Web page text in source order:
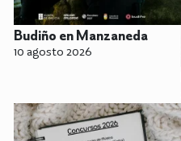
Budiño en Manzaneda
10 agosto 2026